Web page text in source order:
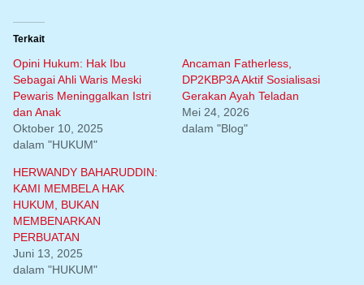
Terkait
Opini Hukum: Hak Ibu
Sebagai Ahli Waris Meski
Pewaris Meninggalkan Istri
dan Anak
Oktober 10, 2025
dalam "HUKUM"
Ancaman Fatherless,
DP2KBP3A Aktif Sosialisasi
Gerakan Ayah Teladan
Mei 24, 2026
dalam "Blog"
HERWANDY BAHARUDDIN:
KAMI MEMBELA HAK
HUKUM, BUKAN
MEMBENARKAN
PERBUATAN
Juni 13, 2025
dalam "HUKUM"